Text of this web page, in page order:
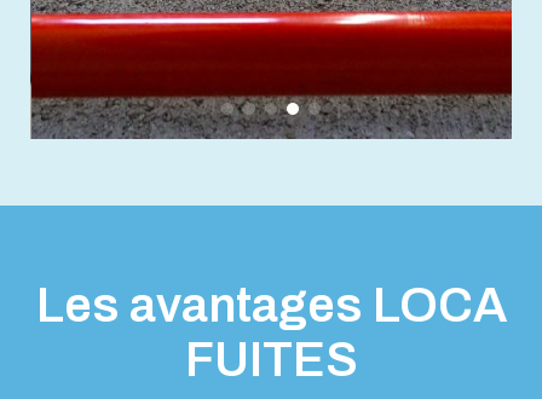
Les avantages LOCA
FUITES